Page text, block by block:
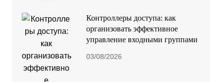
Контроллеры доступа: как
организовать эффективное
управление входными группами
03/08/2026